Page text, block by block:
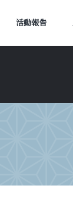
活動報告